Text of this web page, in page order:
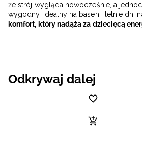
że strój wygląda nowocześnie, a
wygodny. Idealny na basen i letnie dni
komfort, który nadąża za dziecięcą
Odkrywaj dalej